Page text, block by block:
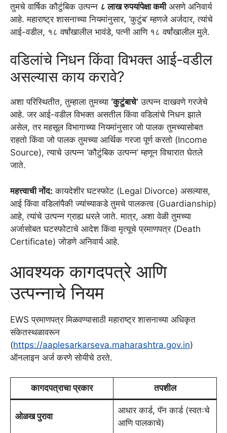
तुमचे वार्षिक कौटुंबिक उत्पन्न ८ लाख रुपयांपेक्षा कमीअसणे अनिवार्य
आहे. महाराष्ट्र शासनाच्या नियमांनुसार, ‘कुटुंब’ म्हणजे अर्जदार, त्यांचे
आई-वडील, १८ वर्षांखालील भावंडे, पत्नी आणि १८ वर्षांखालील मुले.
वडिलांचे निधन किंवा विभक्त आई-वडील
असल्यास काय करावे?
अशा परिस्थितीत, तुम्हाला तुमच्या ‘कुटुंबाचे’ उत्पन्न दाखवणे गरजेचे
आहे. जर आई-वडील विभक्त असतील किंवा वडिलांचे निधन झाले
असेल, तर महसूल विभागाच्या नियमांनुसार जो पालक तुमच्यासोबत
राहतो किंवा जो पालक तुमच्या आर्थिक गरजा पूर्ण करतो (Income
Source), त्याचे उत्पन्न ‘कौटुंबिक उत्पन्न’ म्हणून विचारात घेतले
जाते.
महत्त्वाची नोंद: कायदेशीर घटस्फोट (Legal Divorce) असल्यास,
आई किंवा वडिलांपैकी ज्यांच्याकडे तुमचे पालकत्व (Guardianship)
आहे, त्यांचे उत्पन्न ग्राह्य धरले जाते. मात्र, अशा वेळी तुमच्या
अर्जासोबत घटस्फोटाचे आदेश किंवा मृत्यूचे प्रमाणपत्र (Death
Certificate) जोडणे अनिवार्य आहे.
आवश्यक कागदपत्रे आणि
उत्पन्नाचे नियम
EWS प्रमाणपत्र मिळवण्यासाठी महाराष्ट्र शासनाच्या अधिकृत
संकेतस्थळावरून
(https://aaplesarkarseva.maharashtra.gov.in)
ऑनलाइन अर्ज करणे सोयीचे ठरते.
कागदपत्राचा प्रकार तपशील
ओळख पुरावा
आधार कार्ड, पॅन कार्ड (स्वतःचे
आणि पालकाचे)